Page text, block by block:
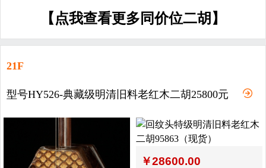
【点我查看更多同价位二胡】
21F
型号HY526-典藏级明清旧料老红木二胡25800元
￥28600.00